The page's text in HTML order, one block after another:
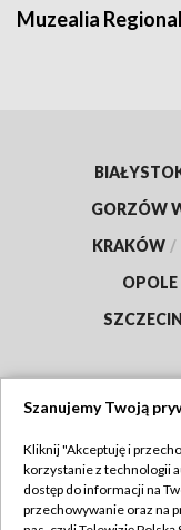
Muzealia
GORZÓW
KRAKÓW /
OPOLE
SZCZECIN
Abonament TVP
Szanujemy Twoją
Kliknij "Akceptuję i
korzystanie z technologii
dostęp do informacji na
przechowywanie oraz na